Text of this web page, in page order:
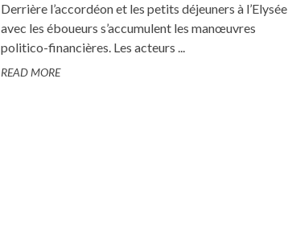
Derrière l’accordéon et les petits déjeuners à l’Elysée
avec les éboueurs s’accumulent les manœuvres
politico-financières. Les acteurs ...
READ MORE